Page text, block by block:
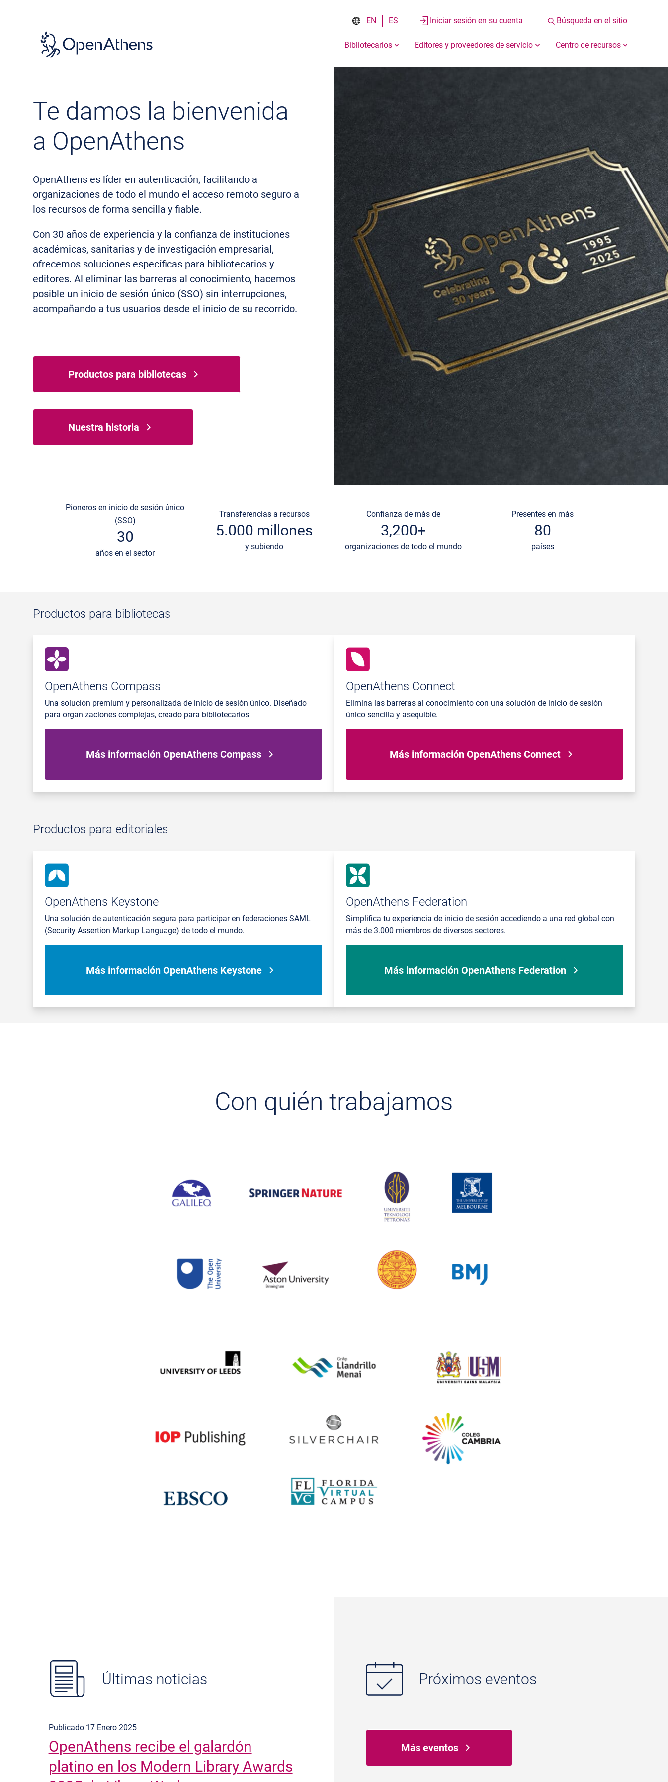
EN ES Iniciar sesión en su cuenta Búsqueda en el sitio
Bibliotecarios Editores y proveedores de servicio Centro de recursos
Te damos la bienvenida
a OpenAthens
OpenAthens es líder en autenticación, facilitando a
organizaciones de todo el mundo el acceso remoto seguro a
los recursos de forma sencilla y fiable.
Con 30 años de experiencia y la confianza de instituciones
académicas, sanitarias y de investigación empresarial,
ofrecemos soluciones específicas para bibliotecarios y
editores. Al eliminar las barreras al conocimiento, hacemos
posible un inicio de sesión único (SSO) sin interrupciones,
acompañando a tus usuarios desde el inicio de su recorrido.
Productos para bibliotecas
Nuestra historia
Pioneros en inicio de sesión único
(SSO)
30
años en el sector
Transferencias a recursos
5.000 millones
y subiendo
Confianza de más de
3,200+
organizaciones de todo el mundo
Presentes en más
80
países
Productos para bibliotecas
OpenAthens Compass
Una solución premium y personalizada de inicio de sesión único. Diseñado
para organizaciones complejas, creado para bibliotecarios.
Más información OpenAthens Compass
OpenAthens Connect
Elimina las barreras al conocimiento con una solución de inicio de sesión
único sencilla y asequible.
Más información OpenAthens Connect
Productos para editoriales
OpenAthens Keystone
Una solución de autenticación segura para participar en federaciones SAML
(Security Assertion Markup Language) de todo el mundo.
Más información OpenAthens Keystone
OpenAthens Federation
Simplifica tu experiencia de inicio de sesión accediendo a una red global con
más de 3.000 miembros de diversos sectores.
Más información OpenAthens Federation
Con quién trabajamos
Últimas noticias
Publicado 17 Enero 2025
OpenAthens recibe el galardón
platino en los Modern Library Awards
Próximos eventos
Más eventos